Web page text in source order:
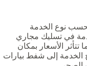
نوع الخدمة
في تسليك مجاري
الأسعار بمكان
الخدمة إلى شفط بيارات